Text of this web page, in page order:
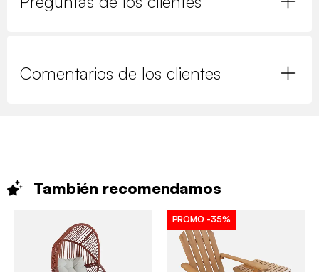
Comentarios de los clientes
También recomendamos
PROMO -35%